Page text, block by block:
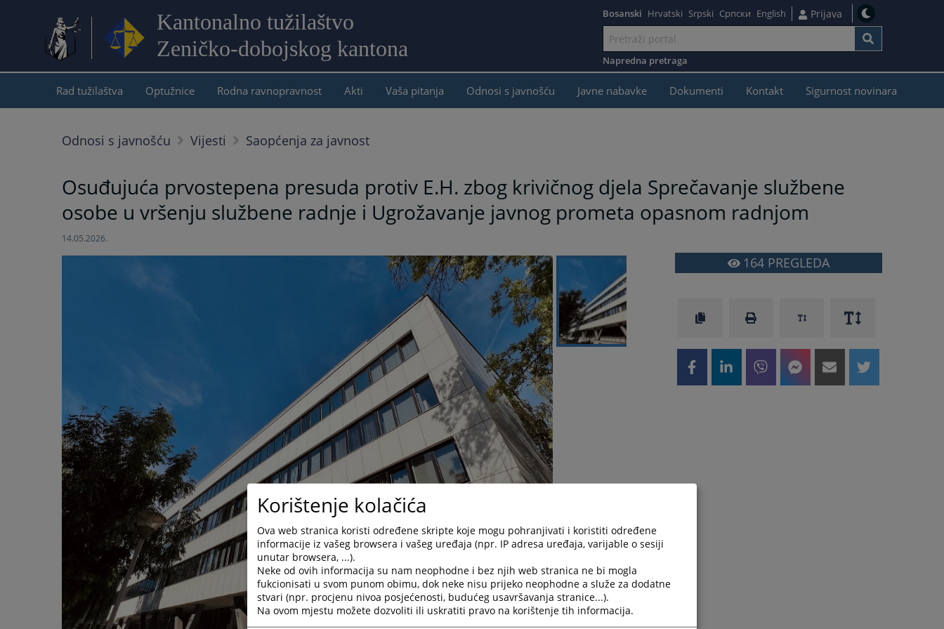
Kantonalno tužilaštvo
Zeničko-dobojskog kantona
sadržaj
Bosanski Hrvatski Srpski Српски English Prijava
Napredna pretraga
Rad tužilaštva Optužnice Rodna ravnopravnost Akti Vaša pitanja Odnosi s javnošću Javne nabavke Dokumenti Kontakt Sigurnost novinara
Odnosi s javnošću Vijesti Saopćenja za javnost
Osuđujuća prvostepena presuda protiv E.H. zbog krivičnog djela Sprečavanje službene
osobe u vršenju službene radnje i Ugrožavanje javnog prometa opasnom radnjom
14.05.2026.
164PREGLEDA
Korištenje kolačića
Ova web stranica koristi određene skripte koje mogu pohranjivati i koristiti određene
informacije iz vašeg browsera i vašeg uređaja (npr. IP adresa uređaja, varijable o sesiji
unutar browsera, ...).
Neke od ovih informacija su nam neophodne i bez njih web stranica ne bi mogla
fukcionisati u svom punom obimu, dok neke nisu prijeko neophodne a služe za dodatne
stvari (npr. procjenu nivoa posjećenosti, budućeg usavršavanja stranice...).
Na ovom mjestu možete dozvoliti ili uskratiti pravo na korištenje tih informacija.